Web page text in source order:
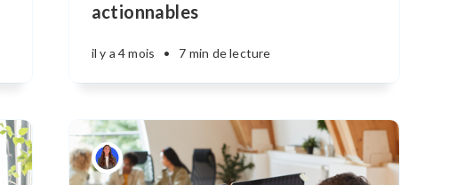
actionnables
il y a 4 mois • 7 min de lecture